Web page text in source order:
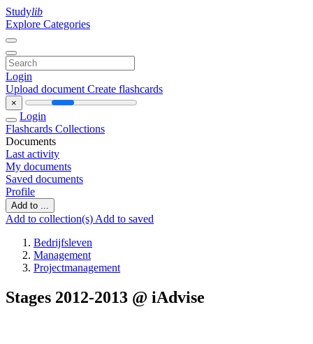
Studylib
Explore Categories
Login
Upload document Create flashcards
×
Login
Flashcards Collections
Documents
Last activity
My documents
Saved documents
Profile
Add to ...
Add to collection(s) Add to saved
Bedrijfsleven
Management
Projectmanagement
Stages 2012-2013 @ iAdvise